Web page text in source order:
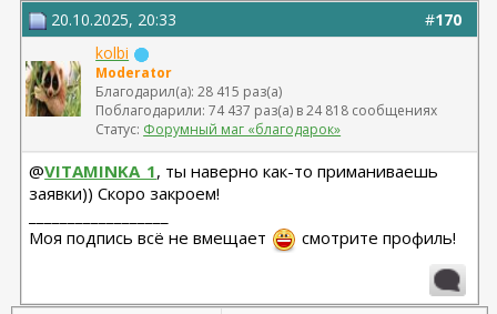
#170
20.10.2025, 20:33
kolbi
Moderator
Благодарил(а): 28 415 раз(а)
Поблагодарили: 74 437 раз(а) в 24 818 сообщениях
Статус: Форумный маг «благодарок»
@VITAMINKA_1, ты наверно как-то приманиваешь
заявки)) Скоро закроем!
Моя подпись всё не вмещает
смотрите профиль!